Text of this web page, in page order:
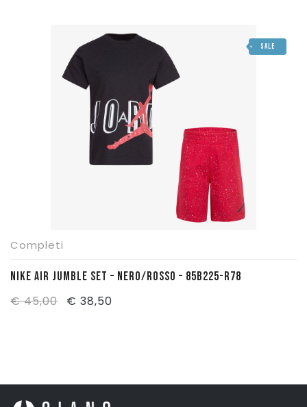
SALE
Completi
NIKE AIR JUMBLE SET – NERO/ROSSO – 85B225-R78
€45,00
Il
€ 45,00.
€ 38,50
€ 38,50.